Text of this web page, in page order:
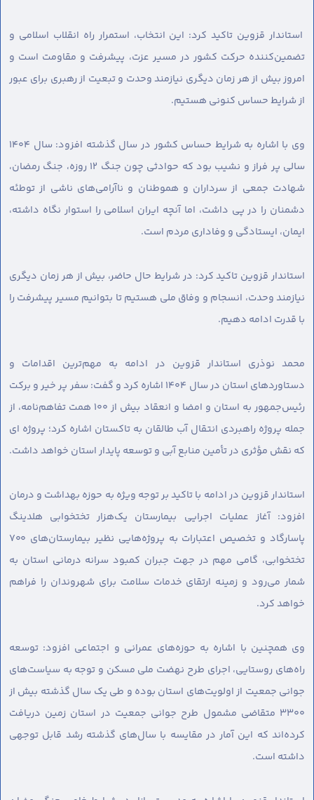
استاندار قزوین تاکید کرد: این انتخاب، استمرار راه انقلاب اسلامی و
تضمین‌کننده حرکت کشور در مسیر عزت، پیشرفت و مقاومت است و
امروز بیش از هر زمان دیگری نیازمند وحدت و تبعیت از رهبری برای عبور
از شرایط حساس کنونی هستیم.
وی با اشاره به شرایط حساس کشور در سال گذشته افزود: سال ۱۴۰۴
سالی پر فراز و نشیب بود که حوادثی چون جنگ ۱۲ روزه، جنگ رمضان،
شهادت جمعی از سرداران و هموطنان و ناآرامی‌های ناشی از توطئه
دشمنان را در پی داشت، اما آنچه ایران اسلامی را استوار نگاه داشته،
ایمان، ایستادگی و وفاداری مردم است.
استاندار قزوین تاکید کرد: در شرایط حال حاضر، بیش از هر زمان دیگری
نیازمند وحدت، انسجام و وفاق ملی هستیم تا بتوانیم مسیر پیشرفت را
با قدرت ادامه دهیم.
محمد نوذری استاندار قزوین در ادامه به مهم‌ترین اقدامات و
دستاوردهای استان در سال ۱۴۰۴ اشاره کرد و گفت: سفر پر خیر و برکت
رئیس‌جمهور به استان و امضا و انعقاد بیش از ۱۰۰ همت تفاهم‌نامه، از
جمله پروژه راهبردی انتقال آب طالقان به تاکستان اشاره کرد؛ پروژه ای
که نقش مؤثری در تأمین منابع آبی و توسعه پایدار استان خواهد داشت.
استاندار قزوین در ادامه با تاکید بر توجه ویژه به حوزه بهداشت و درمان
افزود: آغاز عملیات اجرایی بیمارستان یک‌هزار تختخوابی هلدینگ
پاسارگاد و تخصیص اعتبارات به پروژه‌هایی نظیر بیمارستان‌های ۷۰۰
تختخوابی، گامی مهم در جهت جبران کمبود سرانه درمانی استان به
شمار می‌رود و زمینه ارتقای خدمات سلامت برای شهروندان را فراهم
خواهد کرد.
وی همچنین با اشاره به حوزه‌های عمرانی و اجتماعی افزود: توسعه
راه‌های روستایی، اجرای طرح نهضت ملی مسکن و توجه به سیاست‌های
جوانی جمعیت از اولویت‌های استان بوده و طی یک سال گذشته بیش از
۳۳۰۰ متقاضی مشمول طرح جوانی جمعیت در استان زمین دریافت
کرده‌اند که این آمار در مقایسه با سال‌های گذشته رشد قابل توجهی
داشته است.